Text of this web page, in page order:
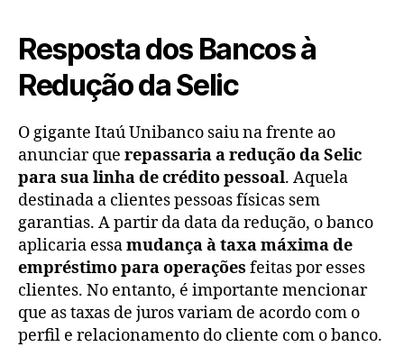
Resposta dos Bancos à
Redução da Selic
O gigante Itaú Unibanco saiu na frente ao
anunciar que repassaria a redução da Selic
para sua linha de crédito pessoal. Aquela
destinada a clientes pessoas físicas sem
garantias. A partir da data da redução, o banco
aplicaria essamudança à taxa máxima de
empréstimo para operações feitas por esses
clientes. No entanto, é importante mencionar
que as taxas de juros variam de acordo com o
perfil e relacionamento do cliente com o banco.